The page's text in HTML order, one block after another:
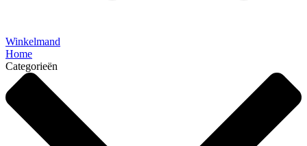
Winkelmand
Home
Categorieën